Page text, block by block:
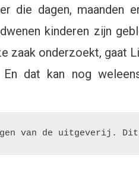
Bruna
die dagen, maanden
kinderen zijn
zaak onderzoekt, gaat
dat kan nog
van de uitgeverij.